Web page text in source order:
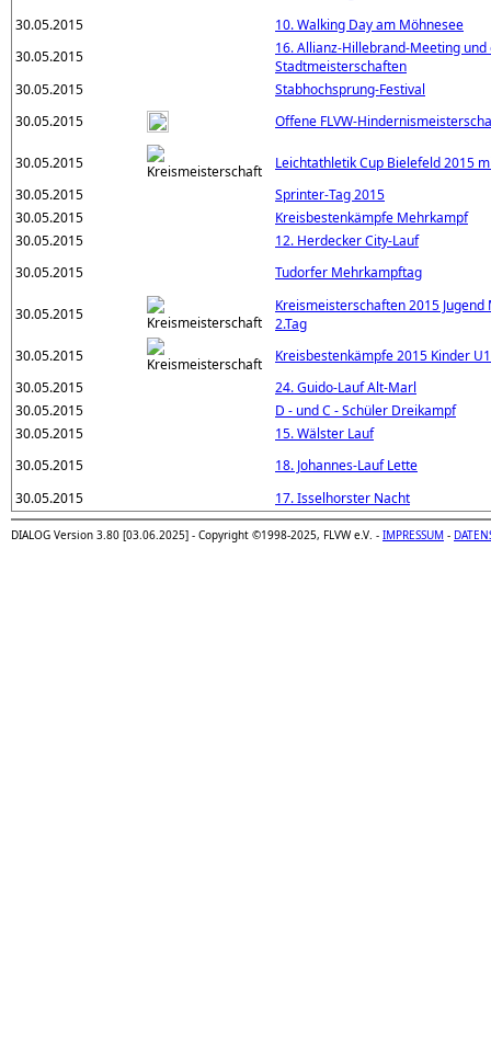
30.05.2015
10. Walking Day am Möhnesee
30.05.2015
16. Allianz-Hillebrand-Meeting und
Stadtmeisterschaften
30.05.2015
Stabhochsprung-Festival
30.05.2015
Offene FLVW-
30.05.2015
Leichtathletik Cup Bielefeld 2015
30.05.2015
Sprinter-Tag 2015
30.05.2015
Kreisbestenkämpfe Mehrkampf
30.05.2015
12. Herdecker City-Lauf
30.05.2015
Tudorfer Mehrkampftag
30.05.2015
Kreismeisterschaften 2015 Jugend
2.Tag
30.05.2015
Kreisbestenkämpfe 2015 Kinder
30.05.2015
24. Guido-Lauf Alt-Marl
30.05.2015
D - und C - Schüler Dreikampf
30.05.2015
15. Wälster Lauf
30.05.2015
18. Johannes-Lauf Lette
30.05.2015
17. Isselhorster Nacht
DIALOG Version 3.80 [03.06.2025] - Copyright ©1998-2025, FLVW e.V. - IMPRESSUM -